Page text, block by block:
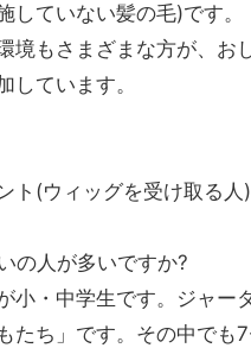
していない髪の毛)です。
境もさまざまな方が、お
しています。
ト(ウィッグを受け取る人)
の人が多いですか?
小・中学生です。ジャー
たち」です。その中でも